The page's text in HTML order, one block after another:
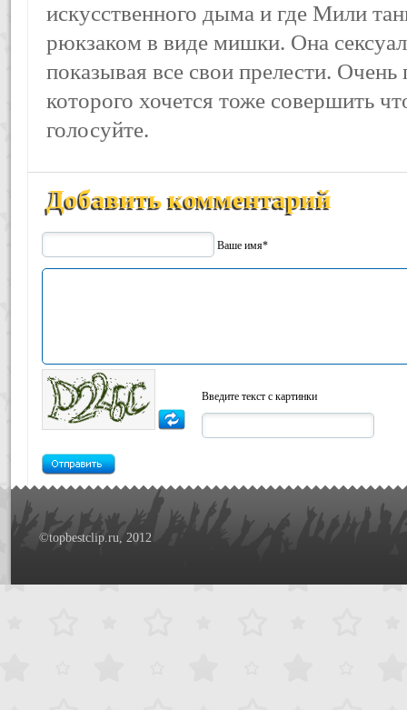
искусственного дыма и где Мили
рюкзаком в виде мишки. Она
показывая все свои прелести.
которого хочется тоже совершить
голосуйте.
Добавить комментарий
Ваше имя*
Введите текст с картинки
©topbestclip.ru, 2012